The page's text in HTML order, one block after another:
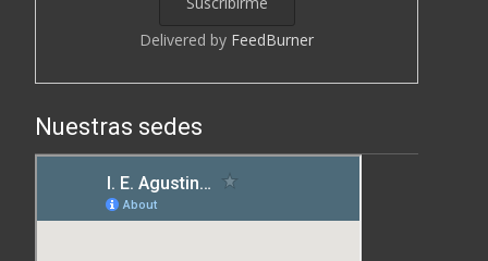
Delivered by FeedBurner
Nuestras sedes